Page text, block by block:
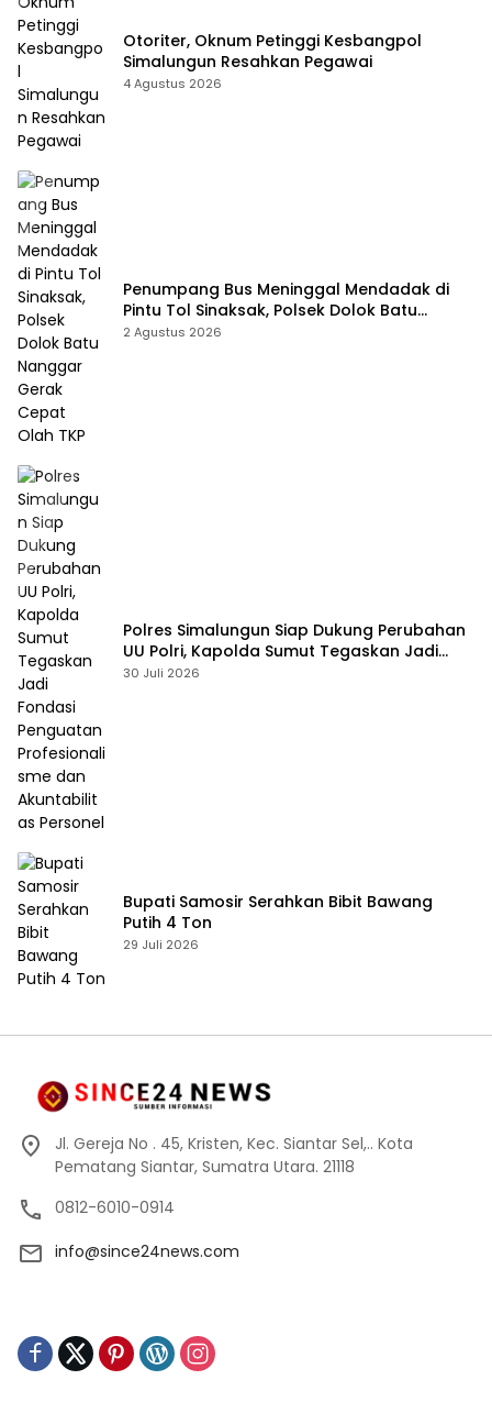
Otoriter, Oknum Petinggi Kesbangpol
Simalungun Resahkan Pegawai
4 Agustus 2026
Penumpang Bus Meninggal Mendadak di
Pintu Tol Sinaksak, Polsek Dolok Batu
Nanggar Gerak Cepat Olah TKP
2 Agustus 2026
Polres Simalungun Siap Dukung Perubahan
UU Polri, Kapolda Sumut Tegaskan Jadi
Fondasi Penguatan Profesionalisme dan
30 Juli 2026
Bupati Samosir Serahkan Bibit Bawang
Putih 4 Ton
29 Juli 2026
Jl. Gereja No . 45, Kristen, Kec. Siantar Sel,.. Kota
Pematang Siantar, Sumatra Utara. 21118
0812-6010-0914
info@since24news.com